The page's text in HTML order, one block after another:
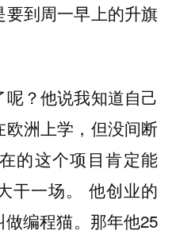
到周一早上的升旗
？他说我知道自己
洲上学，但没间断
的这个项目肯定能
干一场。 他创业的
编程猫。那年他25